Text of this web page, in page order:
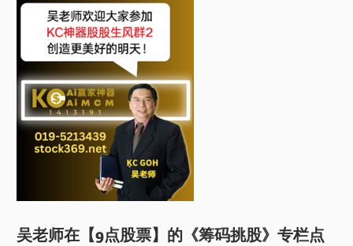
吴老师在【9点股票】的《筹码挑股》专栏点